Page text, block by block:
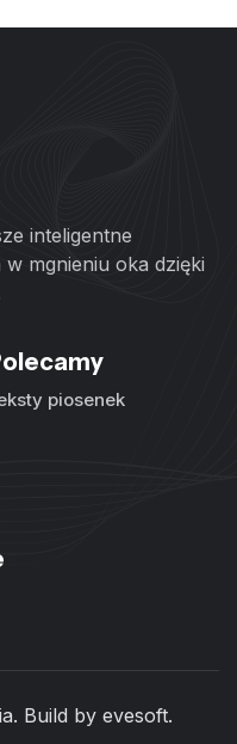
inteligentne
mgnieniu oka dzięki
piosenek
Build by evesoft.